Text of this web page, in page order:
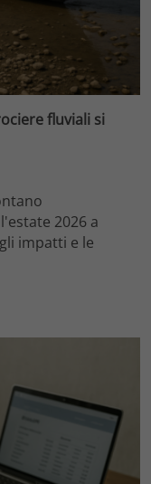
fluviali si
2026 a
impatti e le